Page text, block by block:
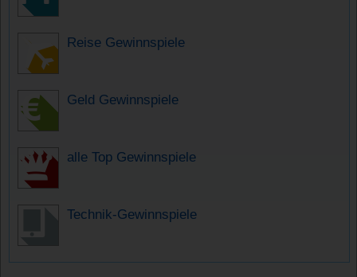
Reise Gewinnspiele
Geld Gewinnspiele
alle Top Gewinnspiele
Technik-Gewinnspiele